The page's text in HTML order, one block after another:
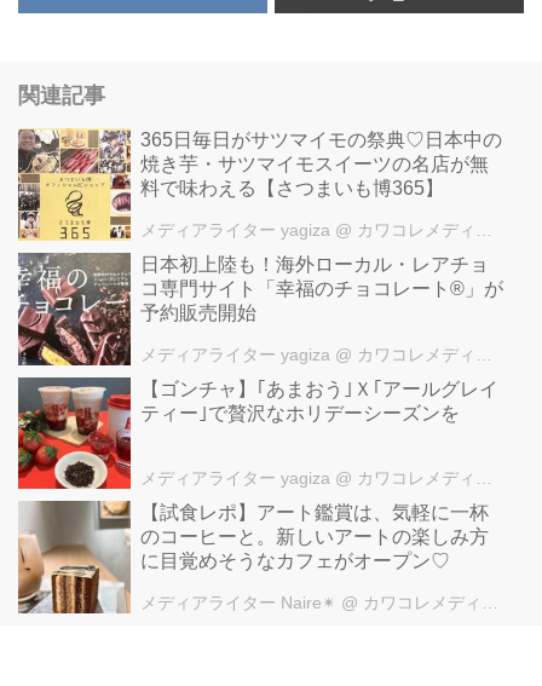
関連記事
365日毎日がサツマイモの祭典♡日本中の
焼き芋・サツマイモスイーツの名店が無
料で味わえる【さつまいも博365】
メディアライター yagiza @ カワコレメディア編集部
日本初上陸も！海外ローカル・レアチョ
コ専門サイト「幸福のチョコレート®」が
予約販売開始
メディアライター yagiza @ カワコレメディア編集部
【ゴンチャ】｢あまおう｣Ｘ｢アールグレイ
ティー｣で贅沢なホリデーシーズンを
メディアライター yagiza @ カワコレメディア編集部
【試食レポ】アート鑑賞は、気軽に一杯
のコーヒーと。新しいアートの楽しみ方
に目覚めそうなカフェがオープン♡
メディアライター Naire✴︎ @ カワコレメディア編集部